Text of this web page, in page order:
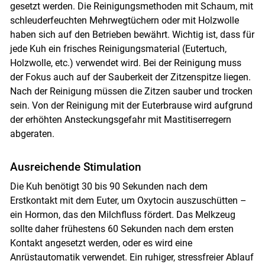
gesetzt werden. Die Reinigungsmethoden mit Schaum, mit
schleuderfeuchten Mehrwegtüchern oder mit Holzwolle
haben sich auf den Betrieben bewährt. Wichtig ist, dass für
jede Kuh ein frisches Reinigungsmaterial (Eutertuch,
Holzwolle, etc.) verwendet wird. Bei der Reinigung muss
der Fokus auch auf der Sauberkeit der Zitzenspitze liegen.
Nach der Reinigung müssen die Zitzen sauber und trocken
sein. Von der Reinigung mit der Euterbrause wird aufgrund
der erhöhten Ansteckungsgefahr mit Mastitiserregern
abgeraten.
­Ausreichende ­Stimulation
Die Kuh benötigt 30 bis 90 Sekunden nach dem
Erstkontakt mit dem Euter, um Oxytocin auszuschütten –
ein Hormon, das den Milchfluss fördert. Das Melkzeug
sollte daher frühestens 60 Sekunden nach dem ersten
Kontakt angesetzt werden, oder es wird eine
Anrüstautomatik verwendet. Ein ruhiger, stressfreier Ablauf